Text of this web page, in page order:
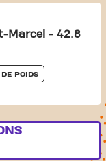
Marcel - 42.8
POIDS